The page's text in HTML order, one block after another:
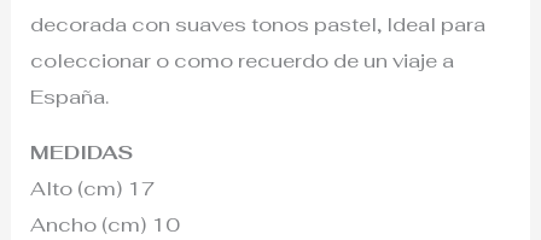
decorada con suaves tonos pastel, Ideal para
coleccionar o como recuerdo de un viaje a
España.
MEDIDAS
Alto (cm) 17
Ancho (cm) 10